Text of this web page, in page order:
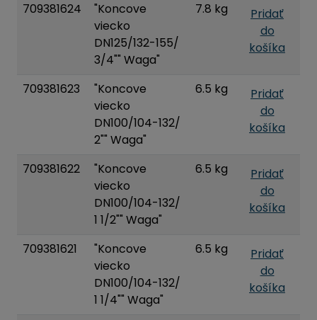
709381624
"Koncove
viecko
DN125/132-155/
3/4"" Waga"
7.8 kg
Pridať
do
košíka
709381623
"Koncove
viecko
DN100/104-132/
2"" Waga"
6.5 kg
Pridať
do
košíka
709381622
"Koncove
viecko
DN100/104-132/
1 1/2"" Waga"
6.5 kg
Pridať
do
košíka
709381621
"Koncove
viecko
DN100/104-132/
1 1/4"" Waga"
6.5 kg
Pridať
do
košíka